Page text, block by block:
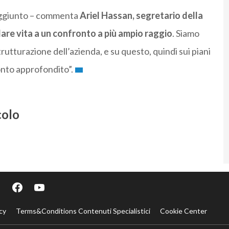
– commentaAriel Hassan, segretario della
vita a un confronto a più ampio raggio. Siamo
dell’azienda, e su questo, quindi sui piani
approfondito”.
Terms&Conditions Contenuti Specialistici Cookie Center